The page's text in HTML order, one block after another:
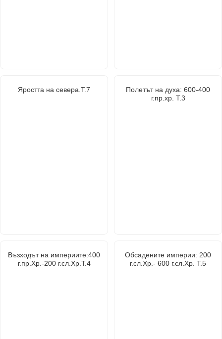
Яростта на севера.Т.7
Полетът на духа: 600-400
г.пр.хр. Т.3
Възходът на империите:400
г.пр.Хр.-200 г.сл.Хр.Т.4
Обсадените империи: 200
г.сл.Хр.- 600 г.сл.Хр. Т.5